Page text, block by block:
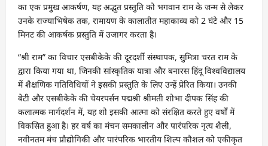
का एक प्रमुख आकर्षण, यह अद्भुत प्रस्तुति को भगवान राम के जन्म से लेकर
उनके राज्याभिषेक तक, रामायण के कालातीत महाकाव्य को 2 घंटे और 15
मिनट की आकर्षक प्रस्तुति में उजागर करता है।
“श्री राम” का विचार एसबीकेके की दूरदर्शी संस्थापक, सुमित्रा चरत राम के
द्वारा किया गया था, जिनकी सांस्कृतिक यात्रा और बनारस हिंदू विश्वविद्यालय
में शैक्षणिक गतिविधियों ने इसकी प्रस्तुति के लिए उन्हें प्रेरित किया। उनकी
बेटी और एसबीकेके की चेयरपर्सन पद्मश्री श्रीमती शोभा दीपक सिंह की
कलात्मक मार्गदर्शन में, यह शो इसकी आत्मा को संरक्षित करते हुए वर्षों में
विकसित हुआ है। हर वर्ष का मंचन समकालीन और पारंपरिक नृत्य शैली,
नवीनतम मंच प्रौद्योगिकी और पारंपरिक भारतीय शिल्प कौशल को एकीकृत